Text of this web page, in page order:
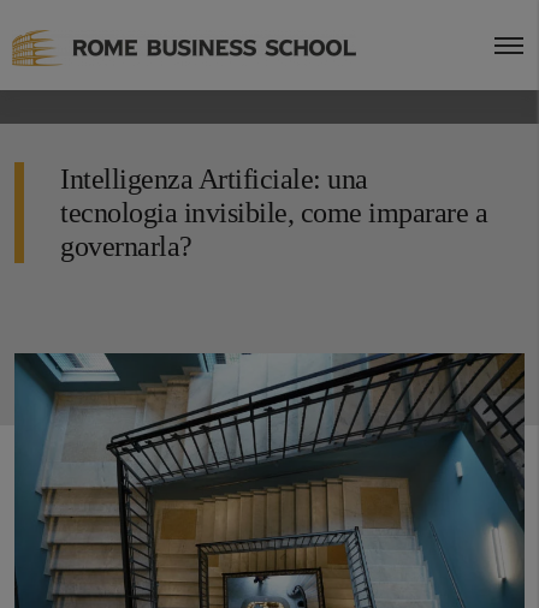
Intelligenza Artificiale: una
tecnologia invisibile, come imparare a
governarla?